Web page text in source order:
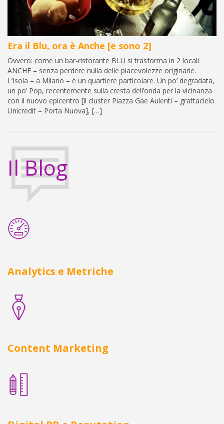
Era il Blu, ora è Anche [e sono 2]
Ovvero: come un bar-ristorante BLU si trasforma in 2 locali
ANCHE – senza perdere nulla delle piacevolezze originarie.
L’Isola – a Milano – è un quartiere particolare. Un po’ degradata,
un po’ Pop, recentemente sulla cresta dell’onda per la vicinanza
con il nuovo epicentro [il cluster Piazza Gae Aulenti – grattacielo
Unicredit – Porta Nuova], […]
Il Blog
Analytics e Metriche
Content Marketing